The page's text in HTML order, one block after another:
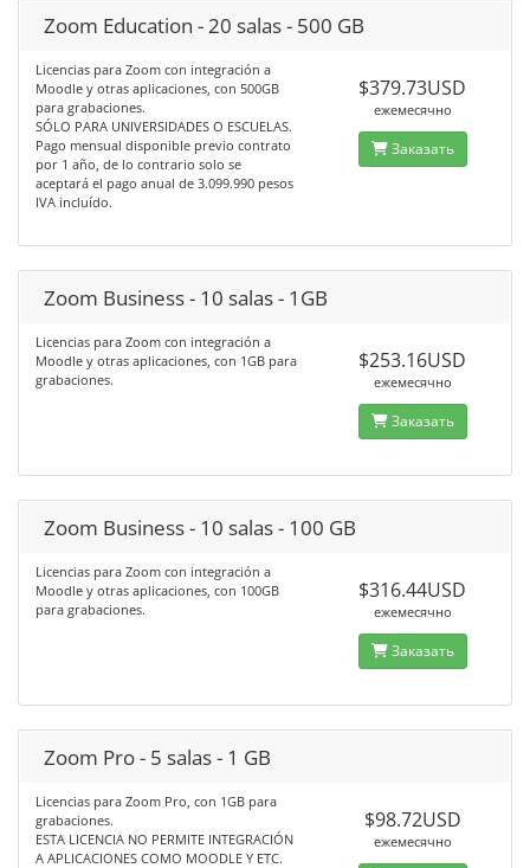
Zoom Education - 20 salas - 500 GB
Licencias para Zoom con integración a
Moodle y otras aplicaciones, con 500GB
para grabaciones.
SÓLO PARA UNIVERSIDADES O ESCUELAS.
Pago mensual disponible previo contrato
por 1 año, de lo contrario solo se
aceptará el pago anual de 3.099.990 pesos
IVA incluído.
$379.73USD
ежемесячно
Заказать
Zoom Business - 10 salas - 1GB
Licencias para Zoom con integración a
Moodle y otras aplicaciones, con 1GB para
grabaciones.
$253.16USD
ежемесячно
Заказать
Zoom Business - 10 salas - 100 GB
Licencias para Zoom con integración a
Moodle y otras aplicaciones, con 100GB
para grabaciones.
$316.44USD
ежемесячно
Заказать
Zoom Pro - 5 salas - 1 GB
Licencias para Zoom Pro, con 1GB para
grabaciones.
ESTA LICENCIA NO PERMITE INTEGRACIÓN
A APLICACIONES COMO MOODLE Y ETC.
$98.72USD
ежемесячно